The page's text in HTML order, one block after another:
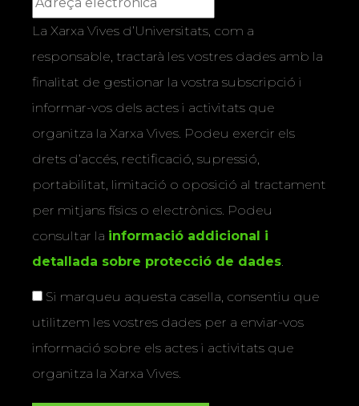
La Xarxa Vives d’Universitats, com a
responsable, tractarà les vostres dades amb la
finalitat de gestionar la vostra subscripció i
informar-vos dels actes i activitats que
organitza la Xarxa Vives. Podeu exercir els
drets d’accés, rectificació, supressió,
portabilitat, limitació o oposició al tractament
per mitjans físics o electrònics. Podeu
consultar la informació addicional i
detallada sobre protecció de dades.
Si marqueu aquesta casella, consentiu que
utilitzem les vostres dades per a enviar-vos
informació sobre els actes i activitats que
organitza la Xarxa Vives.